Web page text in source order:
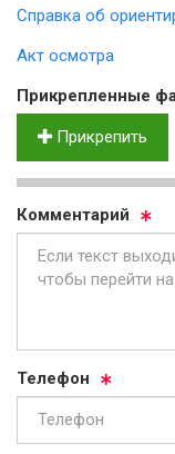
Справка об
Акт осмотра
Прик­реп­лен­ные
Прикрепить
Ком­мен­та­рий
Те­ле­фон